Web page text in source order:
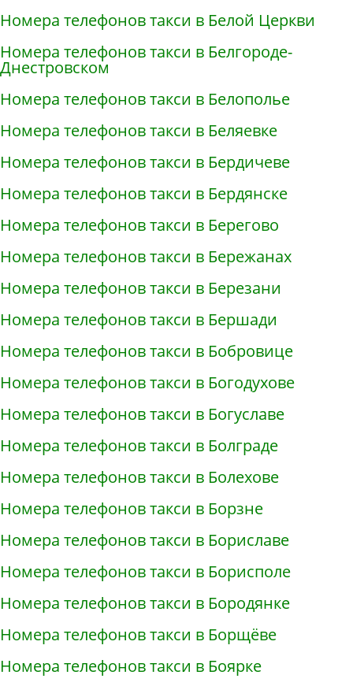
Номера телефонов такси в Белой Церкви
Номера телефонов такси в Белгороде-
Днестровском
Номера телефонов такси в Белополье
Номера телефонов такси в Беляевке
Номера телефонов такси в Бердичеве
Номера телефонов такси в Бердянске
Номера телефонов такси в Берегово
Номера телефонов такси в Бережанах
Номера телефонов такси в Березани
Номера телефонов такси в Бершади
Номера телефонов такси в Бобровице
Номера телефонов такси в Богодухове
Номера телефонов такси в Богуславе
Номера телефонов такси в Болграде
Номера телефонов такси в Болехове
Номера телефонов такси в Борзне
Номера телефонов такси в Бориславе
Номера телефонов такси в Борисполе
Номера телефонов такси в Бородянке
Номера телефонов такси в Борщёве
Номера телефонов такси в Боярке